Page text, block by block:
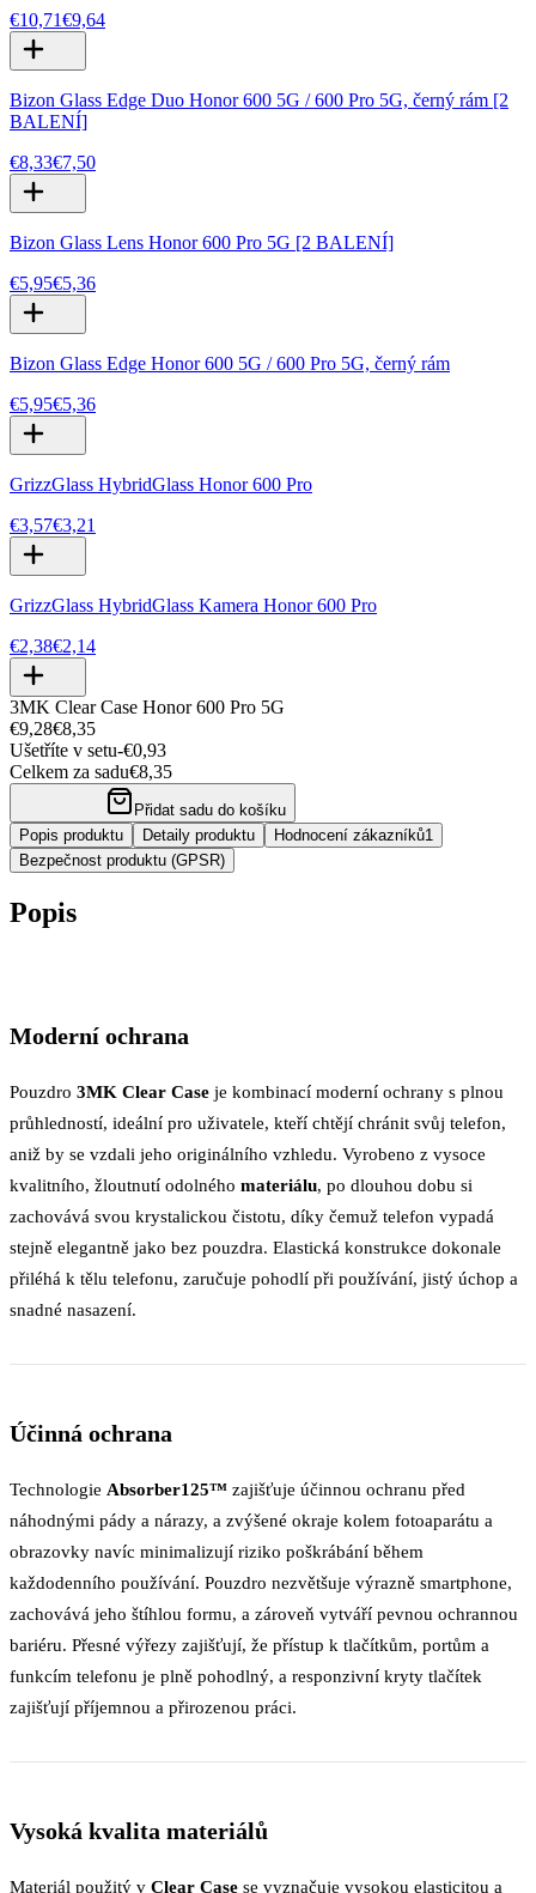
€10,71€9,64
Bizon Glass Edge Duo Honor 600 5G / 600 Pro 5G, černý rám [2
BALENÍ]
€8,33€7,50
Bizon Glass Lens Honor 600 Pro 5G [2 BALENÍ]
€5,95€5,36
Bizon Glass Edge Honor 600 5G / 600 Pro 5G, černý rám
€5,95€5,36
GrizzGlass HybridGlass Honor 600 Pro
€3,57€3,21
GrizzGlass HybridGlass Kamera Honor 600 Pro
€2,38€2,14
3MK Clear Case Honor 600 Pro 5G
€9,28€8,35
Ušetříte v setu-€0,93
Celkem za sadu€8,35
Přidat sadu do košíku
Popis produktu
Detaily produktu Hodnocení zákazníků1
Bezpečnost produktu (GPSR)
Popis
Moderní ochrana
Pouzdro 3MK Clear Case je kombinací moderní ochrany s plnou
průhledností, ideální pro uživatele, kteří chtějí chránit svůj telefon,
aniž by se vzdali jeho originálního vzhledu. Vyrobeno z vysoce
kvalitního, žloutnutí odolného materiálu, po dlouhou dobu si
zachovává svou krystalickou čistotu, díky čemuž telefon vypadá
stejně elegantně jako bez pouzdra. Elastická konstrukce dokonale
přiléhá k tělu telefonu, zaručuje pohodlí při používání, jistý úchop a
snadné nasazení.
Účinná ochrana
Technologie Absorber125™ zajišťuje účinnou ochranu před
náhodnými pády a nárazy, a zvýšené okraje kolem fotoaparátu a
obrazovky navíc minimalizují riziko poškrábání během
každodenního používání. Pouzdro nezvětšuje výrazně smartphone,
zachovává jeho štíhlou formu, a zároveň vytváří pevnou ochrannou
bariéru. Přesné výřezy zajišťují, že přístup k tlačítkům, portům a
funkcím telefonu je plně pohodlný, a responzivní kryty tlačítek
zajišťují příjemnou a přirozenou práci.
Vysoká kvalita materiálů
Materiál použitý v Clear Case se vyznačuje vysokou elasticitou a